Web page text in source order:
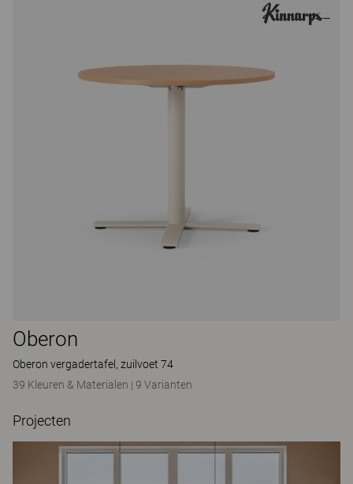
Oberon
Oberon vergadertafel, zuilvoet 74
39 Kleuren & Materialen | 9 Varianten
Projecten